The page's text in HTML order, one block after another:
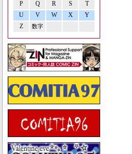
P Q R S
T
U
V W X
Y
Z
数字